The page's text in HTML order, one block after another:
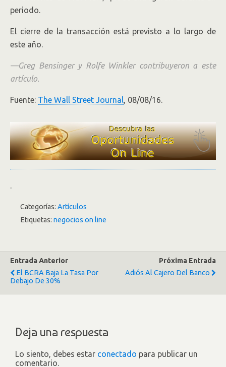
periodo.
El cierre de la transacción está previsto a lo largo de
este año.
—Greg Bensinger y Rolfe Winkler contribuyeron a este
artículo.
Fuente: The Wall Street Journal, 08/08/16.
.
Categorías: Artículos
Etiquetas: negocios on line
Entrada Anterior
El BCRA Baja La Tasa Por
Debajo De 30%
Próxima Entrada
Adiós Al Cajero Del Banco
Deja una respuesta
Lo siento, debes estar conectado para publicar un
comentario.